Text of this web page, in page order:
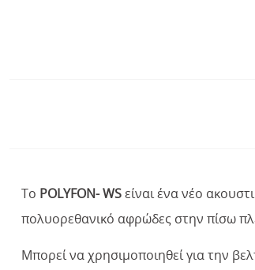
Το POLYFON- WSείναι ένα νέο
πολυορεθανικό αφρώδες στην πίσω
Μπορεί να χρησιμοποιηθεί για την